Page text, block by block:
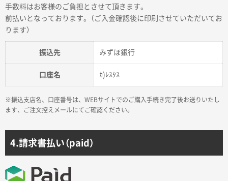
手数料はお客様のご負担とさせて頂きます。
前払いとなっております。（ご入金確認後に印刷させていただいてお
ります）
振込先 みずほ銀行
口座名 ｶ)ﾚｽﾀｽ
※振込支店名、口座番号は、WEBサイトでのご購入手続き完了後お送りいたし
ます、ご注文控えメールにてご確認ください。
4.請求書払い（paid）